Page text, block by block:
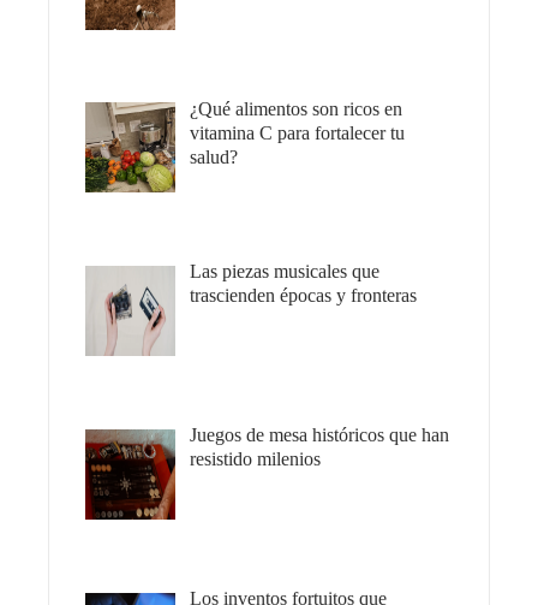
¿Qué alimentos son ricos en
vitamina C para fortalecer tu
salud?
Las piezas musicales que
trascienden épocas y fronteras
Juegos de mesa históricos que han
resistido milenios
Los inventos fortuitos que